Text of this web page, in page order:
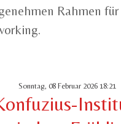
Rahmen für
Sonntag, 08 Februar 2026 18:21